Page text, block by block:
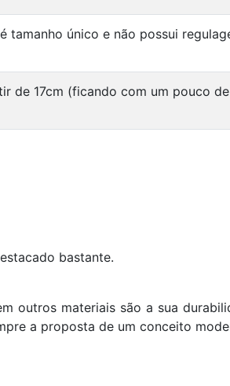
tamanho único e não possui
de 17cm (ficando com um pouco de
bastante.
outros materiais são a sua
a proposta de um conceito